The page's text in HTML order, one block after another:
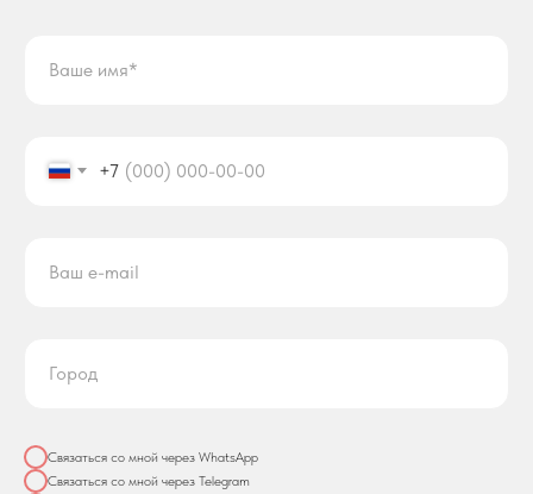
+7
Связаться со мной через WhatsApp
Связаться со мной через Telegram